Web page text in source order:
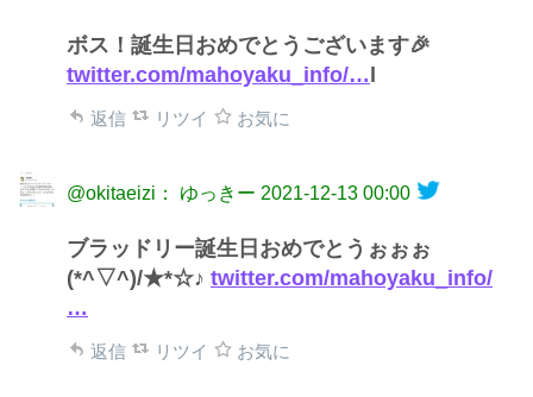
ボス！誕生日おめでとうございます🎉
twitter.com/mahoyaku_info/…l
返信 リツイ お気に
@okitaeizi： ゆっきー 2021-12-13 00:00
ブラッドリー誕生日おめでとうぉぉぉ
(*^▽^)/★*☆♪ twitter.com/mahoyaku_info/
…
返信 リツイ お気に